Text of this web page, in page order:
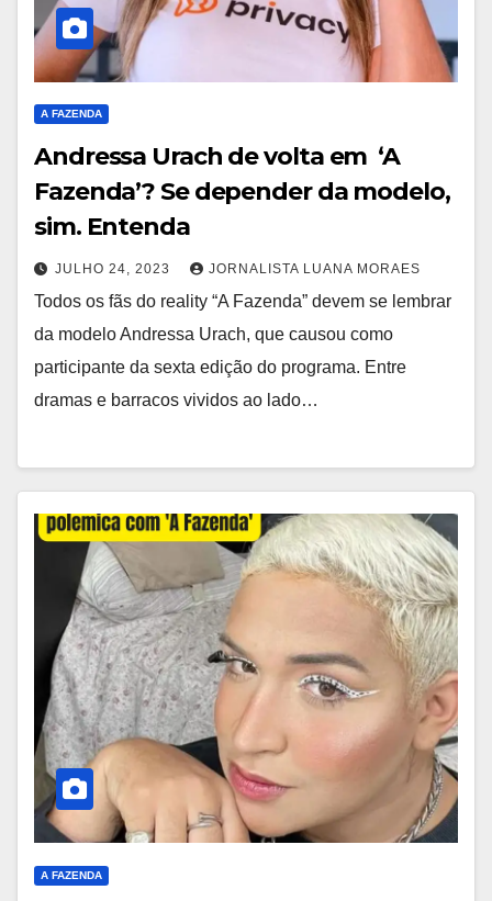
A FAZENDA
Andressa Urach de volta em ‘A
Fazenda’? Se depender da modelo,
sim. Entenda
JULHO 24, 2023 JORNALISTA LUANA MORAES
Todos os fãs do reality “A Fazenda” devem se lembrar
da modelo Andressa Urach, que causou como
participante da sexta edição do programa. Entre
dramas e barracos vividos ao lado…
A FAZENDA